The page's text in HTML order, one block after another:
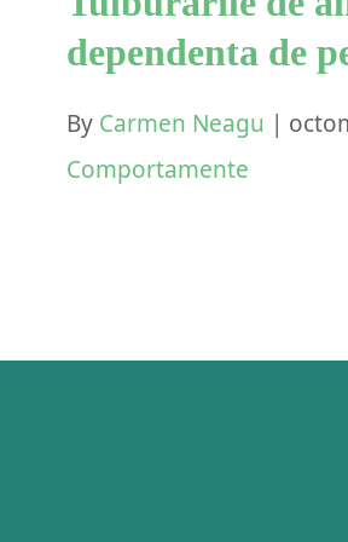
dependenta de
By Carmen Neagu |
Comportamente